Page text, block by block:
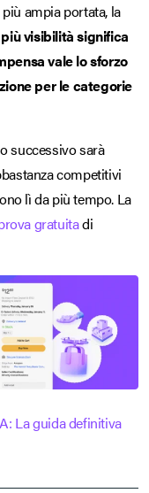
ampia portata, la
visibilità significa
vale lo sforzo
per le categorie
successivo sarà
competitivi
lì da più tempo. La
gratuitadi
La guida definitiva